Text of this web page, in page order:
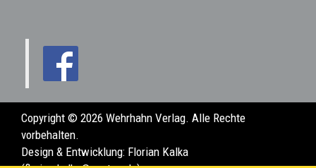
Copyright © 2026 Wehrhahn Verlag. Alle Rechte
vorbehalten.
Design & Entwicklung: Florian Kalka